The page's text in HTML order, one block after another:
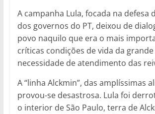
A campanha Lula, focada na defesa
dos governos do PT, deixou de
povo naquilo que era o mais
críticas condições de vida da
necessidade de atendimento das
A “linha Alckmin”, das amplíssimas
provou-se desastrosa. Lula foi
o interior de São Paulo, terra de